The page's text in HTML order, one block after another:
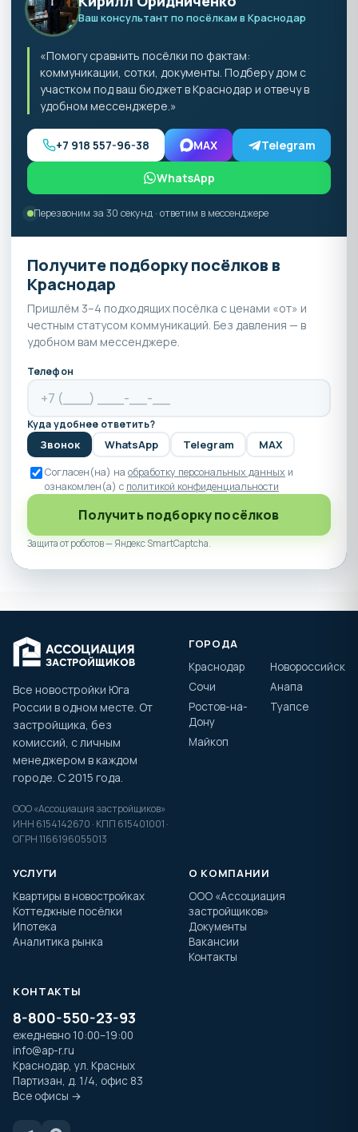
Ваш консультант по посёлкам в Краснодар
«Помогу сравнить посёлки по фактам:
коммуникации, сотки, документы. Подберу дом с
участком под ваш бюджет в Краснодар и отвечу в
удобном мессенджере.»
+7 918 557-96-38 MAX Telegram
WhatsApp
Перезвоним за 30 секунд · ответим в мессенджере
Получите подборку посёлков в
Краснодар
Пришлём 3–4 подходящих посёлка с ценами «от» и
честным статусом коммуникаций. Без давления — в
удобном вам мессенджере.
Телефон
Куда удобнее ответить?
Звонок WhatsApp Telegram MAX
Согласен(на) на обработку персональных данных и
ознакомлен(а) с политикой конфиденциальности
Получить подборку посёлков
Защита от роботов — Яндекс SmartCaptcha.
Все новостройки Юга
России в одном месте. От
застройщика, без
комиссий, с личным
менеджером в каждом
городе. С 2015 года.
ООО «Ассоциация застройщиков»
ИНН 6154142670 · КПП 615401001 ·
ОГРН 1166196055013
ГОРОДА
Краснодар
Новороссийск
Сочи
Анапа
Ростов-на-
Дону
Туапсе
Майкоп
УСЛУГИ
Квартиры в новостройках
Коттеджные посёлки
Ипотека
Аналитика рынка
О КОМПАНИИ
ООО «Ассоциация
застройщиков»
Документы
Вакансии
Контакты
КОНТАКТЫ
8-800-550-23-93
ежедневно 10:00–19:00
info@ap-r.ru
Краснодар, ул. Красных
Партизан, д. 1/4, офис 83
Все офисы →